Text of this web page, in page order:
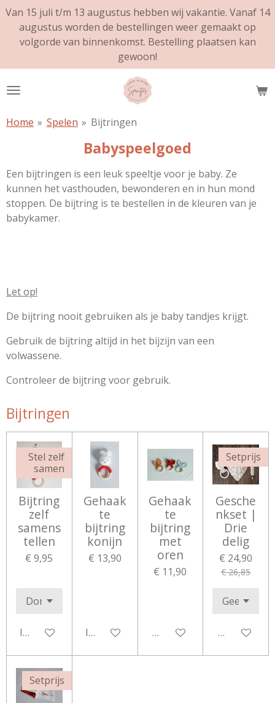
Ga
direct
naar
hoofdinhoud
Van 15 juli t/m 13 augustus hebben wij vakantie. Vanaf 14
augustus worden de bestellingen weer gemaakt op
volgorde van binnenkomst. Bestelling plaatsen kan
gewoon!
Home » Spelen » Bijtringen
Babyspeelgoed
Een bijtringen is een leuk speeltje voor je baby. Ze
kunnen het vasthouden, bewonderen en in hun mond
stoppen. De bijtring is te bestellen in de kleuren van je
babykamer.
Let op!
De bijtring nooit gebruiken als je baby tandjes krijgt.
Gebruik de bijtring altijd in het bijzijn van een
volwassene.
Controleer de bijtring voor gebruik.
Bijtringen
Stel zelf
samen
Bijtring
zelf
samens
tellen
€ 9,95
In winkelwagen
Gehaak
te
bijtring
konijn
€ 13,90
In winkelwagen
Gehaak
te
bijtring
met
oren
€ 11,90
Bekijk details
Setprijs
Gesche
nkset |
Drie
delig
€ 24,90
€ 26,85
Bekijk
Setprijs